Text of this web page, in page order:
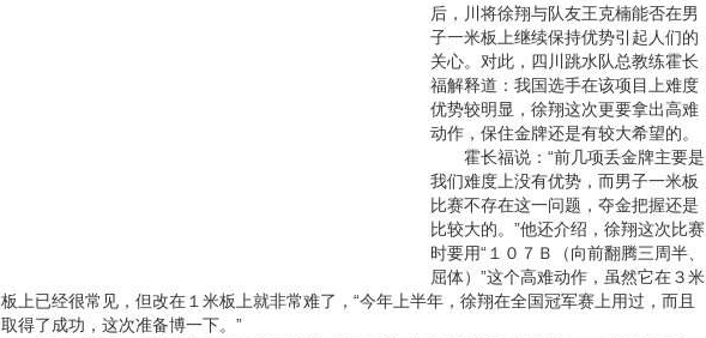
后，川将徐翔与队友王克楠能否在男
子一米板上继续保持优势引起人们的
关心。对此，四川跳水队总教练霍长
福解释道：我国选手在该项目上难度
优势较明显，徐翔这次更要拿出高难
动作，保住金牌还是有较大希望的。
霍长福说：“前几项丢金牌主要是
我们难度上没有优势，而男子一米板
比赛不存在这一问题，夺金把握还是
比较大的。”他还介绍，徐翔这次比赛
时要用“１０７Ｂ（向前翻腾三周半、
屈体）”这个高难动作，虽然它在３米
板上已经很常见，但改在１米板上就非常难了，“今年上半年，徐翔在全国冠军赛上用过，而且
取得了成功，这次准备博一下。”